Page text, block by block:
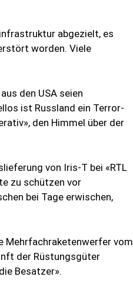
abgezielt, es
worden. Viele
den USA seien
ist Russland ein Terror-
den Himmel über der
von Iris-T bei «RTL
zu schützen vor
bei Tage erwischen,
Mehrfachraketenwerfer vom
der Rüstungsgüter
Besatzer».